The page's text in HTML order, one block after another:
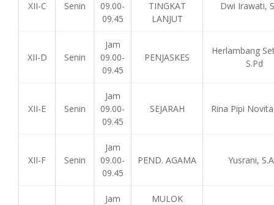
XII-C Senin
09.00-
09.45
TINGKAT
LANJUT
Dwi Irawati,
XII-D Senin
Jam
09.00-
09.45
PENJASKES
Herlambang
S.Pd
XII-E Senin
Jam
09.00-
09.45
SEJARAH Rina Pipi
XII-F Senin
Jam
09.00-
09.45
PEND. AGAMA Yusrani,
Jam
MULOK